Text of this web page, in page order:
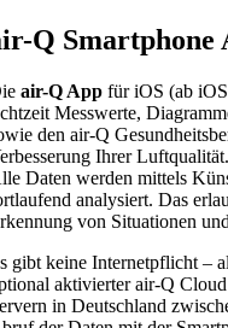
Q Smartphone
air-Q App für iOS (ab
Messwerte,
den air-Q
Ihrer Luftqualität.
Daten werden mittels
analysiert. Das
von Situationen
gibt keine Internetpflicht –
aktivierter air-Q
in Deutschland